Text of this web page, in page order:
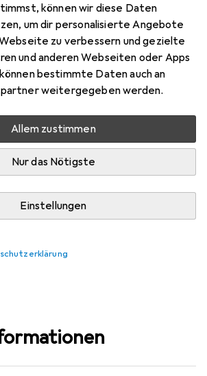
können wir diese Daten
um dir personalisierte Angebote
zu verbessern und gezielte
und anderen Webseiten oder Apps
bestimmte Daten auch an
weitergegeben werden.
Allem zustimmen
Nur das Nötigste
Einstellungen
Marke
Mehr von RS PRO
und Di, 18.8. geliefert
an Lager beim Lieferanten
für genaue Lieferzeit